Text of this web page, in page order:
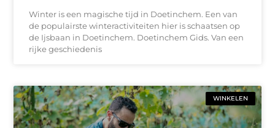
Winter is een magische tijd in Doetinchem. Een van
de populairste winteractiviteiten hier is schaatsen op
de Ijsbaan in Doetinchem. Doetinchem Gids. Van een
rijke geschiedenis
WINKELEN